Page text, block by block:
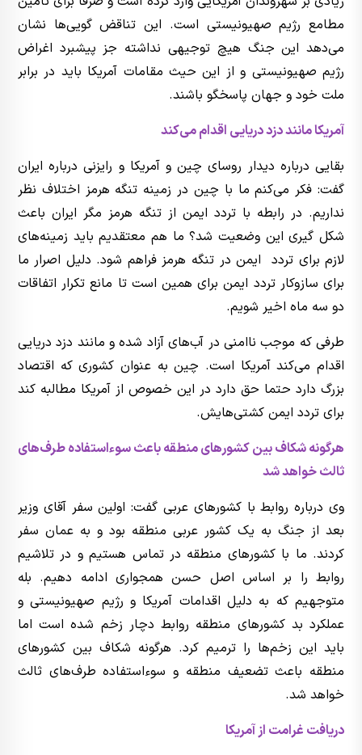
مطامع رژیم صهیونیستی است. این تناقض گویی‌ها نشان
می‌دهد این جنگ هیچ توجیهی نداشته جز پیشبرد اغراض
رژیم صهیونیستی و از این حیث مقامات آمریکا باید در برابر
ملت خود و جهان پاسخگو باشند.
آمریکا مانند دزد دریایی اقدام می‌کند
بقایی درباره دیدار روسای چین و آمریکا و رایزنی درباره ایران
گفت: فکر می‌کنم ما با چین در زمینه تنگه هرمز اختلاف نظر
نداریم. در رابطه با تردد ایمن از تنگه هرمز مگر ایران باعث
شکل گیری این وضعیت شد؟ ما هم معتقدیم باید زمینه‌های
لازم برای تردد ایمن در تنگه هرمز فراهم شود. دلیل اصرار ما
برای سازوکار تردد ایمن برای همین است تا مانع تکرار اتفاقات
دو سه ماه اخیر شویم.
طرفی که موجب ناامنی در آب‌های آزاد شده و مانند دزد دریایی
اقدام می‌کند آمریکا است. چین به عنوان کشوری که اقتصاد
بزرگ دارد حتما حق دارد در این خصوص از آمریکا مطالبه کند
برای تردد ایمن کشتی‌هایش.
هرگونه شکاف بین کشورهای منطقه باعث سوءاستفاده طرف‌های
ثالث خواهد شد
وی درباره روابط با کشورهای عربی گفت: اولین سفر آقای وزیر
بعد از جنگ به یک کشور عربی منطقه بود و به عمان سفر
کردند. ما با کشورهای منطقه در تماس هستیم و در تلاشیم
روابط را بر اساس اصل حسن همجواری ادامه دهیم. بله
متوجهیم که به دلیل اقدامات آمریکا و رژیم صهیونیستی و
عملکرد بد کشورهای منطقه روابط دچار زخم شده است اما
باید این زخم‌ها را ترمیم کرد. هرگونه شکاف بین کشورهای
منطقه باعث تضعیف منطقه و سوءاستفاده طرف‌های ثالث
خواهد شد.
دریافت غرامت از آمریکا